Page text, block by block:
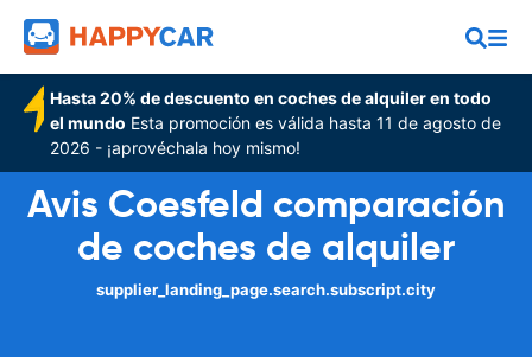
Hasta 20% de descuento en coches de alquiler en todo
el mundo Esta promoción es válida hasta 11 de agosto de
2026 - ¡aprovéchala hoy mismo!
Avis Coesfeld comparación
de coches de alquiler
supplier_landing_page.search.subscript.city